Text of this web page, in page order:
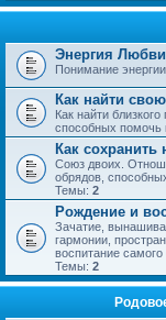
Энергия
Понимание
Как найти
Как найти
способных помочь
Как
Союз двоих.
обрядов,
Темы: 2
Рождение и
Зачатие,
гармонии,
воспитание
Темы: 2